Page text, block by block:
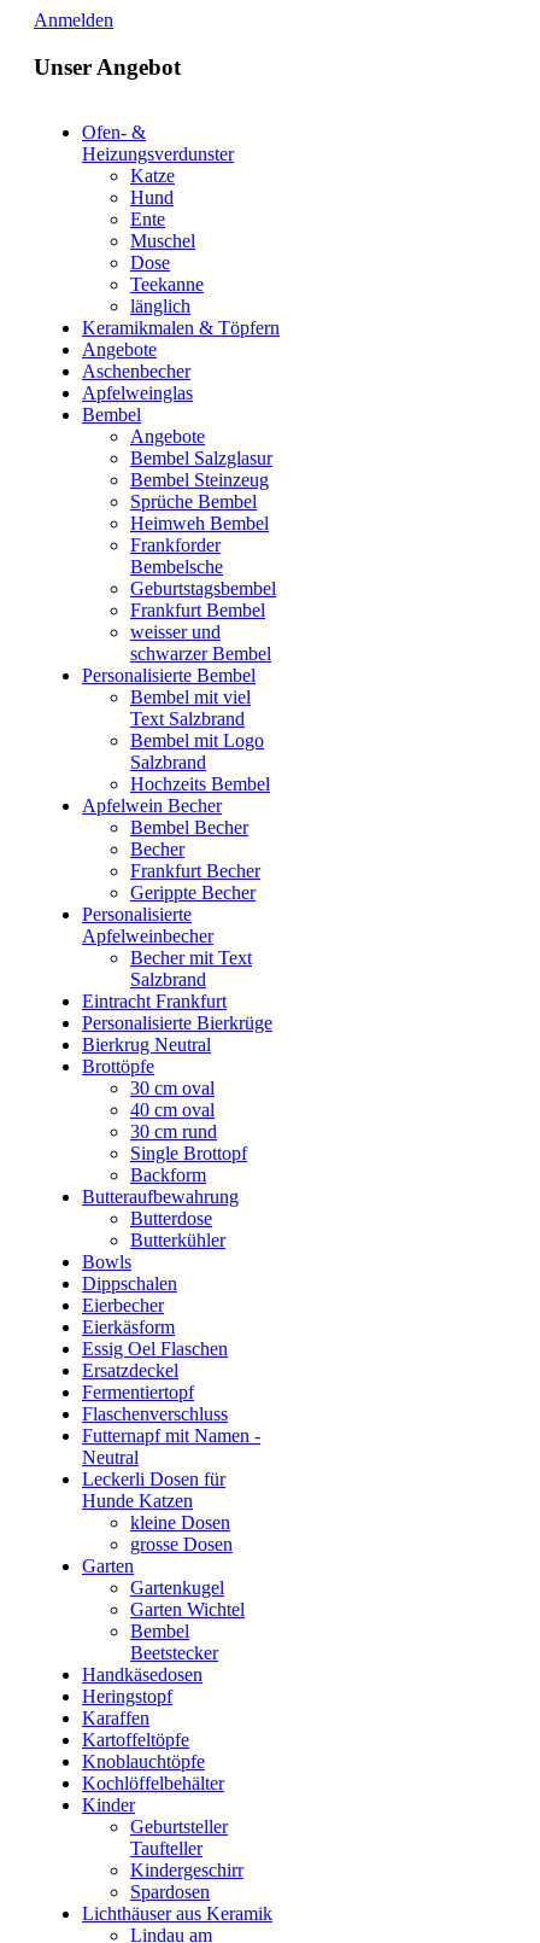
Anmelden
Unser Angebot
Ofen- &
Heizungsverdunster
Katze
Hund
Ente
Muschel
Dose
Teekanne
länglich
Keramikmalen & Töpfern
Angebote
Aschenbecher
Apfelweinglas
Bembel
Angebote
Bembel Salzglasur
Bembel Steinzeug
Sprüche Bembel
Heimweh Bembel
Frankforder
Bembelsche
Geburtstagsbembel
Frankfurt Bembel
weisser und
schwarzer Bembel
Personalisierte Bembel
Bembel mit viel
Text Salzbrand
Bembel mit Logo
Salzbrand
Hochzeits Bembel
Apfelwein Becher
Bembel Becher
Becher
Frankfurt Becher
Gerippte Becher
Personalisierte
Apfelweinbecher
Becher mit Text
Salzbrand
Eintracht Frankfurt
Personalisierte Bierkrüge
Bierkrug Neutral
Brottöpfe
30 cm oval
40 cm oval
30 cm rund
Single Brottopf
Backform
Butteraufbewahrung
Butterdose
Butterkühler
Bowls
Dippschalen
Eierbecher
Eierkäsform
Essig Oel Flaschen
Ersatzdeckel
Fermentiertopf
Flaschenverschluss
Futternapf mit Namen -
Neutral
Leckerli Dosen für
Hunde Katzen
kleine Dosen
grosse Dosen
Garten
Gartenkugel
Garten Wichtel
Bembel
Beetstecker
Handkäsedosen
Heringstopf
Karaffen
Kartoffeltöpfe
Knoblauchtöpfe
Kochlöffelbehälter
Kinder
Geburtsteller
Taufteller
Kindergeschirr
Spardosen
Lichthäuser aus Keramik
Lindau am